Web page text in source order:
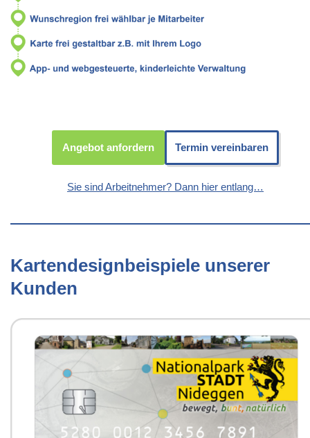
Angebot anfordern Termin vereinbaren
Sie sind Arbeitnehmer? Dann hier entlang…
Kartendesignbeispiele unserer
Kunden